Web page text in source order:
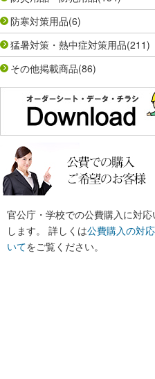
防寒対策用品(6)
猛暑対策・熱中症対策用品(211)
その他掲載商品(86)
官公庁・学校での公費購入に対応
します。 詳しくは公費購入の対
いてをご覧ください。